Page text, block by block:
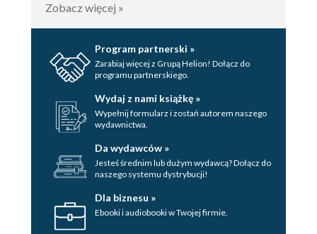
Rozdział trzydziesty dziewiąty
Rozdział czterdziesty pierwszy
Rozdział czterdziesty trzeci
Rozdział czterdziesty piąty
Rozdział czterdziesty siódmy
Zobacz więcej »
Program partnerski »
Zarabiaj więcej z Grupą Helion! Dołącz do
programu partnerskiego.
Wydaj z nami książkę »
Wypełnij formularz i zostań autorem naszego
wydawnictwa.
Da wydawców »
Jesteś średnim lub dużym wydawcą? Dołącz do
naszego systemu dystrybucji!
Dla biznesu »
Ebooki i audiobooki w Twojej firmie.